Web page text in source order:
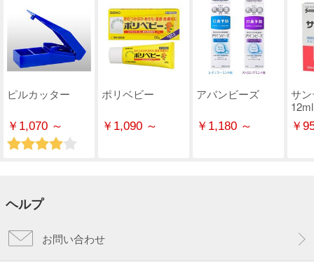
ピルカッター
￥1,070 ～
ポリベビー
￥1,090 ～
アバンビーズ
￥1,180 ～
サ
12ml
￥
ヘルプ
お問い合わせ